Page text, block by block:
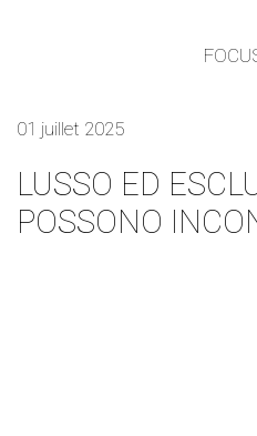
01 juillet 2025
LUSSO ED
POSSONO